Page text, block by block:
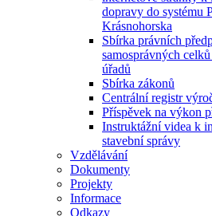
dopravy do systému
Krásnohorska
Sbírka právních
samosprávných
úřadů
Sbírka zákonů
Centrální registr
Příspěvek na výkon
Instruktážní videa k
stavební správy
Vzdělávání
Dokumenty
Projekty
Informace
Odkazy